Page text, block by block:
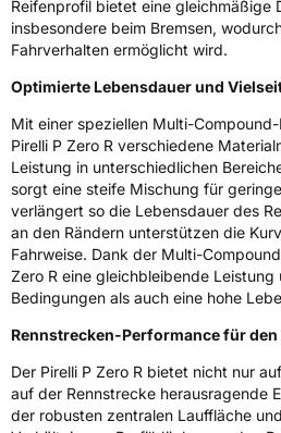
VerstärktXL
Empfohlen für PorscheNA2
EU Label
EffizienzD
NasshaftungA
Rollgeräusch (dB) 71
FahrzeugklasseC1
Reifenprofil bietet eine gleichmäßige
insbesondere beim Bremsen,
Fahrverhalten ermöglicht wird.
Optimierte Lebensdauer und
Mit einer speziellen Multi-
Pirelli P Zero R verschiedene
Leistung in unterschiedlichen
sorgt eine steife Mischung für
verlängert so die Lebensdauer des
an den Rändern unterstützen die
Fahrweise. Dank der Multi-
Zero R eine gleichbleibende
Bedingungen als auch eine hohe
Rennstrecken-Performance für den
Der Pirelli P Zero R bietet nicht nur
auf der Rennstrecke herausragende
der robusten zentralen Lauffläche